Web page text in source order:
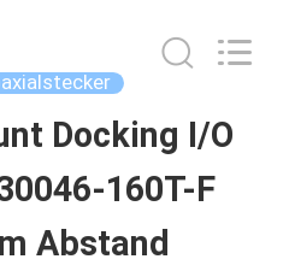
Docking I/O
160T-F
Abstand